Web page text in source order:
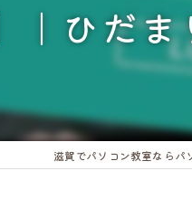
｜ひだ
滋賀でパソコン教室ならパ